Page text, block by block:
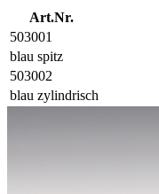
Art.Nr.
503001
blau spitz
503002
blau zylindrisch